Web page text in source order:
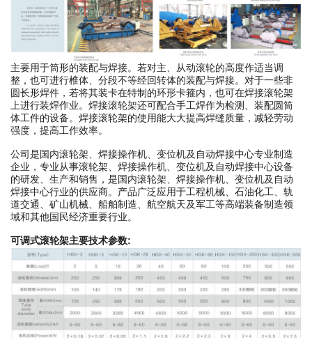
主要用于筒形的装配与焊接。若对主、从动滚轮的高度作适当调
整，也可进行椎体、分段不等经回转体的装配与焊接。对于一些非
圆长形焊件，若将其装卡在特制的环形卡箍内，也可在焊接滚轮架
上进行装焊作业。焊接滚轮架还可配合手工焊作为检测、装配圆筒
体工件的设备。焊接滚轮架的使用能大大提高焊缝质量，减轻劳动
强度，提高工作效率。
公司是国内滚轮架、焊接操作机、变位机及自动焊接中心专业制造
企业，专业从事滚轮架、焊接操作机、变位机及自动焊接中心设备
的研发、生产和销售，是国内滚轮架、焊接操作机、变位机及自动
焊接中心行业的供应商。产品广泛应用于工程机械、石油化工、轨
道交通、矿山机械、船舶制造、航空航天及军工等高端装备制造领
域和其他国民经济重要行业。
可调式滚轮架主要技术参数: